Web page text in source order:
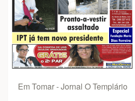
Em Tomar - Jornal O Templário